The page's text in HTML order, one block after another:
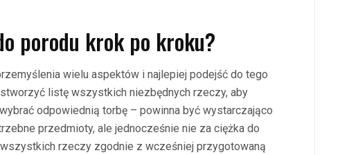
porodu krok po kroku?
wielu aspektów i najlepiej podejść do tego
listę wszystkich niezbędnych rzeczy, aby
odpowiednią torbę – powinna być wystarczająco
przedmioty, ale jednocześnie nie za ciężka do
rzeczy zgodnie z wcześniej przygotowaną